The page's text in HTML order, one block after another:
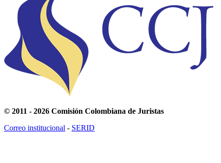
© 2011 - 2026 Comisión Colombiana de Juristas
Correo institucional - SERID